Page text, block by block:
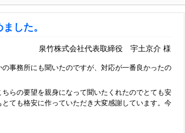
した。
泉竹株式会社代表取締役 宇土京介 様
事務所にも聞いたのですが、対応が一番良かったの
らの要望を親身になって聞いたくれたのでとても安
ても格安に作っていただき大変感謝しています。今